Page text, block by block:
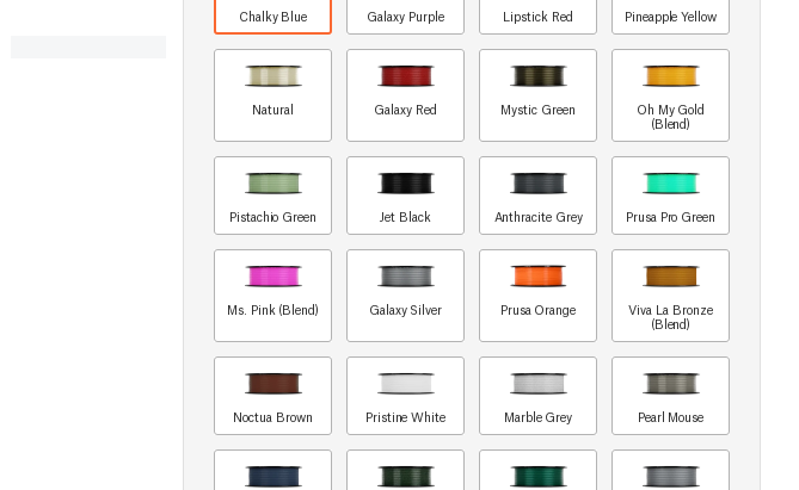
Chalky Blue Galaxy Purple Lipstick Red Pineapple Yellow
Natural Galaxy Red Mystic Green
Oh My Gold
(Blend)
Pistachio Green Jet Black Anthracite Grey Prusa Pro Green
Ms. Pink (Blend) Galaxy Silver Prusa Orange
Viva La Bronze
(Blend)
Noctua Brown Pristine White Marble Grey Pearl Mouse